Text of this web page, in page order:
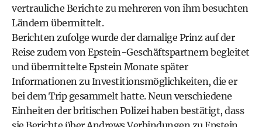
vertrauliche Berichte zu mehreren von ihm besuchten
Ländern übermittelt.
Berichten zufolge wurde der damalige Prinz auf der
Reise zudem von Epstein-Geschäftspartnern begleitet
und übermittelte Epstein Monate später
Informationen zu Investitionsmöglichkeiten, die er
bei dem Trip gesammelt hatte. Neun verschiedene
Einheiten der britischen Polizei haben bestätigt, dass